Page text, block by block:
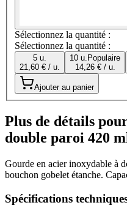
Sélectionnez la quantité :
Sélectionnez la quantité :
5 u.
21,60 € / u.
10 u. Populaire
14,26 € / u.
Ajouter au panier
Plus de détails
double paroi 420
Gourde en acier inoxydable à
bouchon gobelet étanche.
Spécifications